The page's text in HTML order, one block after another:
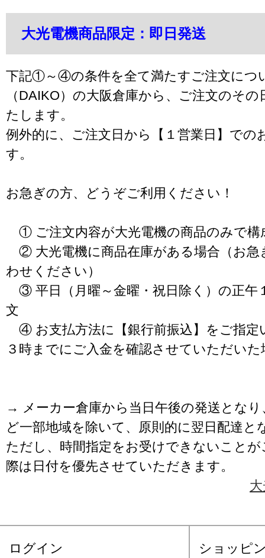
大光電機商品限定：即日発送
下記①～④の条件を全て満たすご注文につ
（DAIKO）の大阪倉庫から、ご注文のそ
たします。
例外的に、ご注文日から【１営業日】での
す。
お急ぎの方、どうぞご利用ください！
① ご注文内容が大光電機の商品のみで構
② 大光電機に商品在庫がある場合（お急
わせください）
③ 平日（月曜～金曜・祝日除く）の正午
文
④ お支払方法に【銀行前振込】をご指定
３時までにご入金を確認させていただいた
→ メーカー倉庫から当日午後の発送となり
ど一部地域を除いて、原則的に翌日配達と
ただし、時間指定をお受けできないこと
際は日付を優先させていただきます。
ログイン ショッピ